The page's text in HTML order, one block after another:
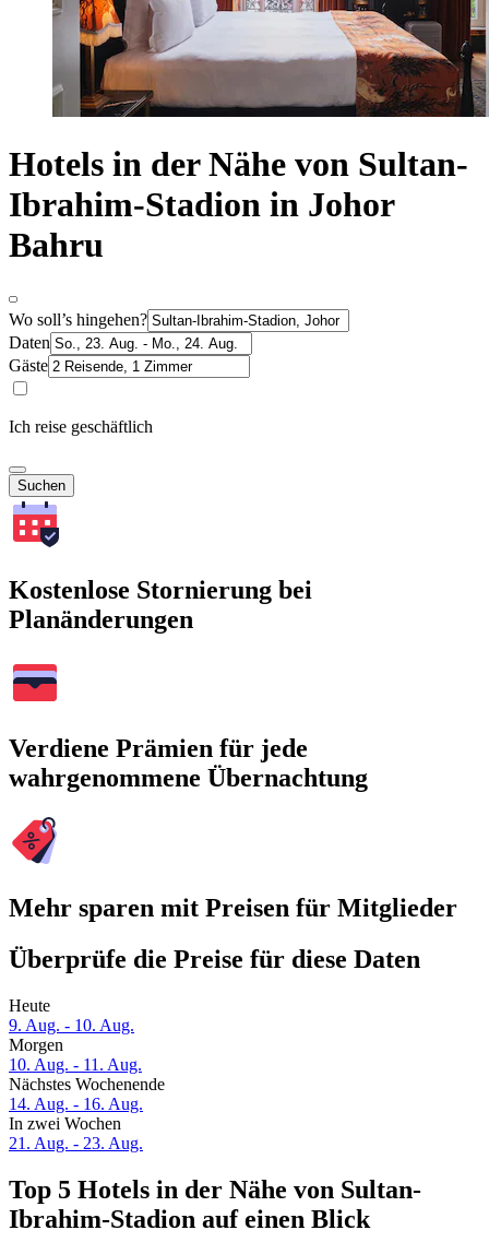
Hotels in der Nähe von Sultan-
Ibrahim-Stadion in Johor
Bahru
Wo soll’s hingehen?
Daten
Gäste
Ich reise geschäftlich
Suchen
Kostenlose Stornierung bei
Planänderungen
Verdiene Prämien für jede
wahrgenommene Übernachtung
Mehr sparen mit Preisen für Mitglieder
Überprüfe die Preise für diese Daten
Heute
9. Aug. - 10. Aug.
Morgen
10. Aug. - 11. Aug.
Nächstes Wochenende
14. Aug. - 16. Aug.
In zwei Wochen
21. Aug. - 23. Aug.
Top 5 Hotels in der Nähe von Sultan-
Ibrahim-Stadion auf einen Blick